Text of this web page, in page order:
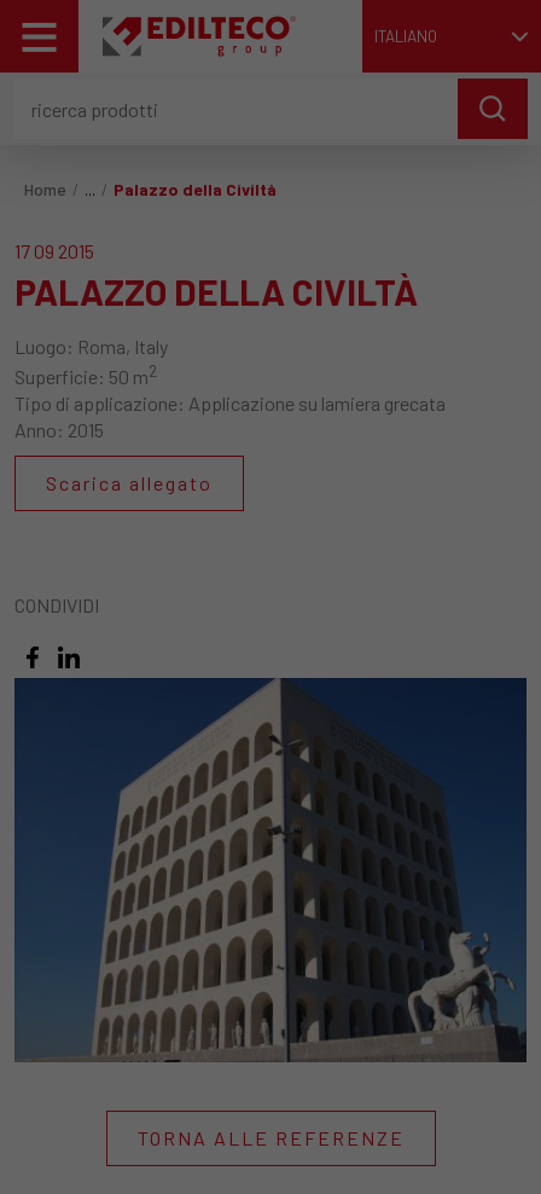
ITALIANO
Home Palazzo della Civiltà
17 09 2015
PALAZZO DELLA CIVILTÀ
Luogo: Roma, Italy
Superficie: 50 m2
Tipo di applicazione: Applicazione su lamiera grecata
Anno: 2015
Scarica allegato
CONDIVIDI
TORNA ALLE REFERENZE